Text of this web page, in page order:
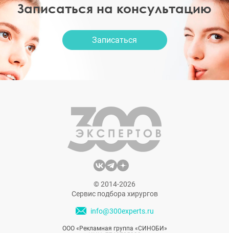
Записаться на консультацию
Записаться
© 2014-2026
Сервис подбора хирургов
info@300experts.ru
ООО «Рекламная группа «СИНОБИ»